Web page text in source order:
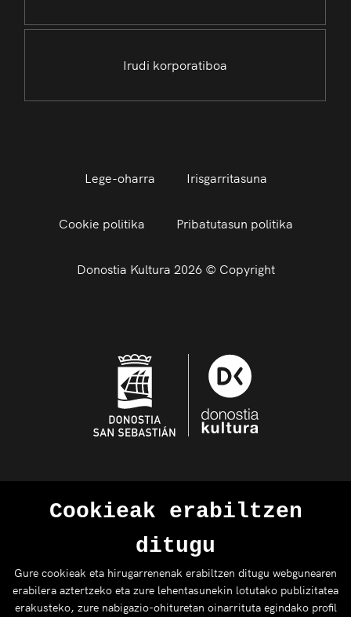
Irudi korporatiboa
Lege-oharra Irisgarritasuna
Cookie politika Pribatutasun politika
Donostia Kultura 2026 © Copyright
Cookieak erabiltzen
ditugu
Gure cookieak eta hirugarrenenak erabiltzen ditugu webgunearen
erabilera aztertzeko eta zure lehentasunekin lotutako publizitatea
erakusteko, zure nabigazio-ohituretan oinarrituta egindako profil